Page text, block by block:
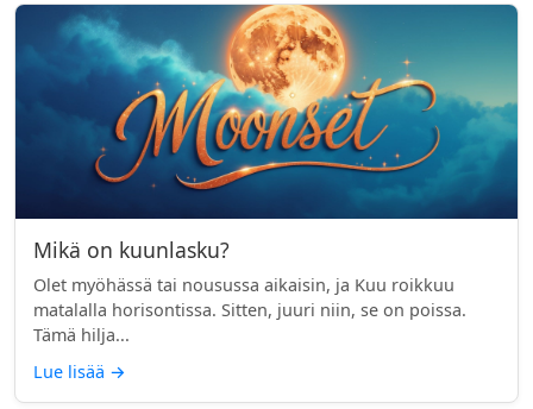
Mikä on kuunlasku?
Olet myöhässä tai nousussa aikaisin, ja Kuu roikkuu
matalalla horisontissa. Sitten, juuri niin, se on poissa.
Tämä hilja...
Lue lisää →